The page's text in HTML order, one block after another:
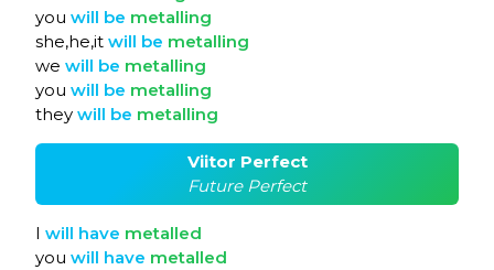
you will be metalling
she,he,it will be metalling
we will be metalling
you will be metalling
they will be metalling
Viitor Perfect
Future Perfect
I will have metalled
you will have metalled